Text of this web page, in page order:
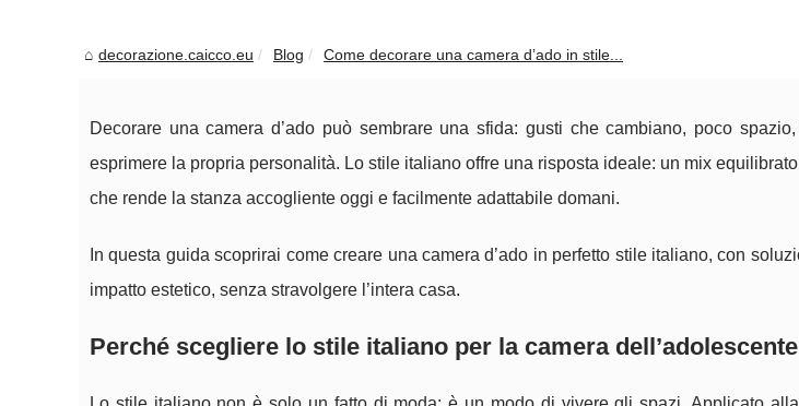
decorazione.caicco.eu Blog Come decorare una camera d’ado in stile...
Decorare una camera d’ado può sembrare una sfida: gusti che cambiano, poco
esprimere la propria personalità. Lo stile italiano offre una risposta ideale: un mix
che rende la stanza accogliente oggi e facilmente adattabile domani.
In questa guida scoprirai come creare una camera d’ado in perfetto stile italiano, con
impatto estetico, senza stravolgere l’intera casa.
Perché scegliere lo stile italiano per la camera dell’adolescente